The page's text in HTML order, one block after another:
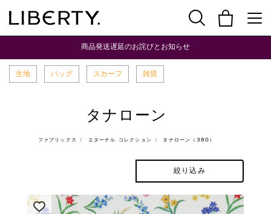
商品発送遅延のお詫びとお知らせ
生地 バッグ スカーフ 雑貨
タナローン
ファブリックス エターナル コレクション タナローン（380）
絞り込み